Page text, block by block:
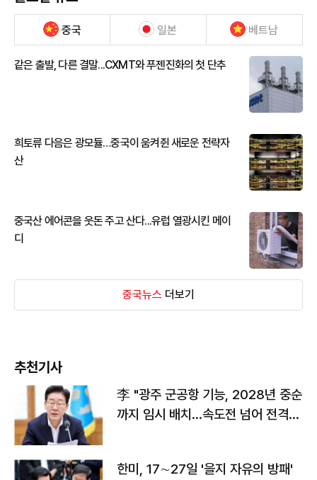
중국 일본 베트남
같은 출발, 다른 결말...CXMT와 푸젠진화의 첫 단추
희토류 다음은 광모듈…중국이 움켜쥔 새로운 전략자
산
중국산 에어콘을 웃돈 주고 산다...유럽 열광시킨 메이
디
중국뉴스 더보기
추천기사
李 "광주 군공항 기능, 2028년 중순
까지 임시 배치…속도전 넘어 전격
한미, 17∼27일 '을지 자유의 방패'